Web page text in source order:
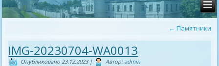
← Памятники
IMG-20230704-WA0013
Опубликовано 23.12.2023| Автор: admin